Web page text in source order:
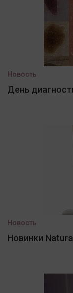
Новость
День
Новость
Новинки